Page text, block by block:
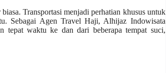
Transportasi menjadi perhatian khusus untuk
Sebagai Agen Travel Haji, Alhijaz Indowisata
tepat waktu ke dan dari beberapa tempat suci,